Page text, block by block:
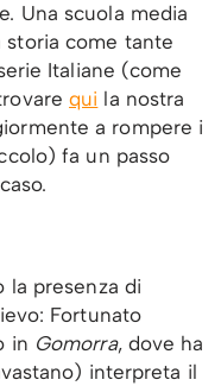
Una scuola media
storia come tante
Italiane (come
qui la nostra
a rompere i
fa un passo
la presenza di
Fortunato
in Gomorra, dove ha
interpreta il